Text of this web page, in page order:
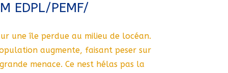
EDPL/PEMF/
une île perdue au milieu de locéan.
augmente, faisant peser sur
menace. Ce nest hélas pas la